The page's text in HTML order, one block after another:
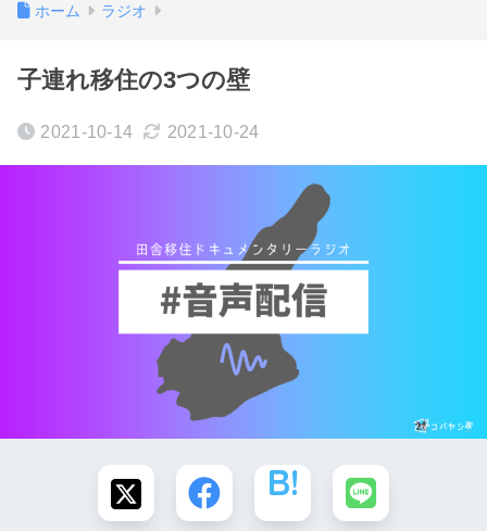
ホーム ラジオ
子連れ移住の3つの壁
2021-10-14 2021-10-24